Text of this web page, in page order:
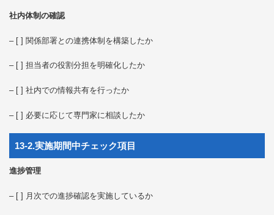
社内体制の確認
– [ ] 関係部署との連携体制を構築したか
– [ ] 担当者の役割分担を明確化したか
– [ ] 社内での情報共有を行ったか
– [ ] 必要に応じて専門家に相談したか
13-2.実施期間中チェック項目
進捗管理
– [ ] 月次での進捗確認を実施しているか